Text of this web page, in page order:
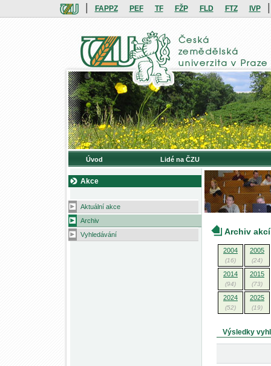
FAPPZ PEF TF FŽP FLD FTZ IVP
Úvod Lidé na ČZU
Akce
Aktuální akce
Archiv
Vyhledávání
Archiv akcí
2004
(16)
2005
(24)
2014
(94)
2015
(73)
2024
(52)
2025
(19)
Výsledky